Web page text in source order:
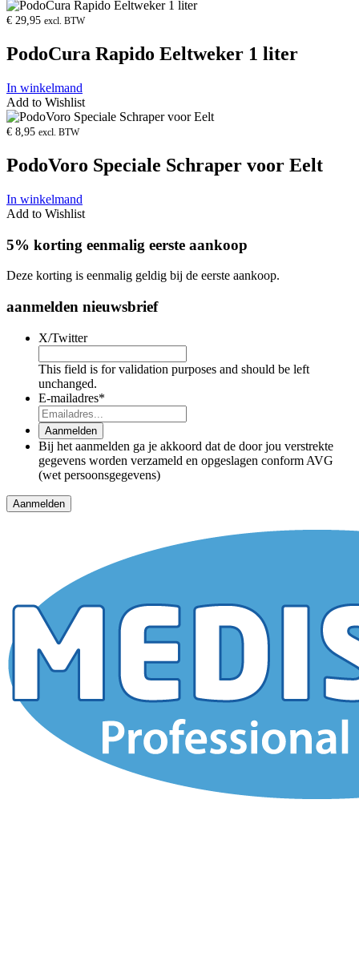
Product
openen
€ 29,95 excl. BTW
PodoCura Rapido Eeltweker 1 liter
In winkelmand
Add to Wishlist
Product
openen
€ 8,95 excl. BTW
PodoVoro Speciale Schraper voor Eelt
In winkelmand
Add to Wishlist
5% korting eenmalig eerste aankoop
Deze korting is eenmalig geldig bij de eerste aankoop.
aanmelden nieuwsbrief
X/Twitter
This field is for validation purposes and should be left
unchanged.
E-mailadres*
Aanmelden
Bij het aanmelden ga je akkoord dat de door jou verstrekte
gegevens worden verzameld en opgeslagen conform AVG
(wet persoonsgegevens)
Aanmelden